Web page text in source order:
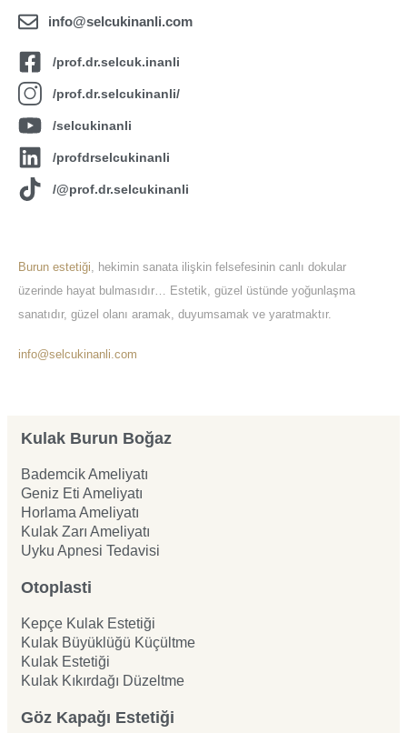
info@selcukinanli.com
/prof.dr.selcuk.inanli
/prof.dr.selcukinanli/
/selcukinanli
/profdrselcukinanli
/@prof.dr.selcukinanli
Burun estetiği , hekimin sanata ilişkin felsefesinin canlı dokular
üzerinde hayat bulmasıdır… Estetik, güzel üstünde yoğunlaşma
sanatıdır, güzel olanı aramak, duyumsamak ve yaratmaktır.
info@selcukinanli.com
Kulak Burun Boğaz
Bademcik Ameliyatı
Geniz Eti Ameliyatı
Horlama Ameliyatı
Kulak Zarı Ameliyatı
Uyku Apnesi Tedavisi
Otoplasti
Kepçe Kulak Estetiği
Kulak Büyüklüğü Küçültme
Kulak Estetiği
Kulak Kıkırdağı Düzeltme
Göz Kapağı Estetiği